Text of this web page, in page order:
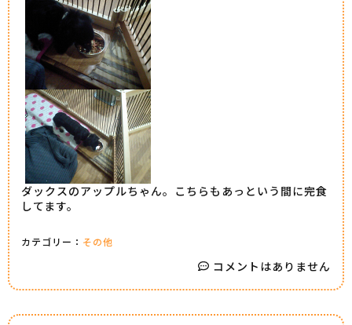
ダックスのアップルちゃん。こちらもあっという間に完食
してます。
カテゴリー： その他
コメントはありません